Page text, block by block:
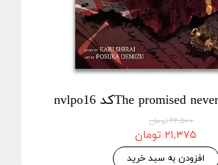
۲۲,۵۰۰ تومان
۲۱,۳۷۵ تومان
افزودن به سبد خرید